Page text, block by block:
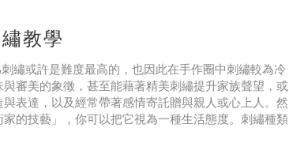
教學
繡或許是難度最高的，也因此在手作圈中刺繡較為冷
審美的象徵，甚至能藉著精美刺繡提升家族聲望，或
表達，以及經常帶著感情寄託贈與親人或心上人。然
的技藝」，你可以把它視為一種生活態度。刺繡種類